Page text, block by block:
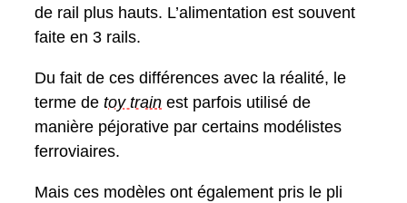
de rail plus hauts. L’alimentation est souvent
faite en 3 rails.
Du fait de ces différences avec la réalité, le
terme de toy train est parfois utilisé de
manière péjorative par certains modélistes
ferroviaires.
Mais ces modèles ont également pris le pli